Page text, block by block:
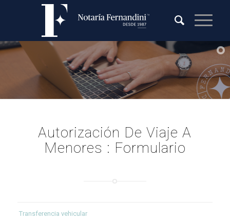
Autorización De Viaje A
Menores : Formulario
Transferencia vehicular